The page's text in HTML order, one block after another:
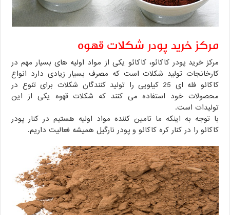
مرکز خرید پودر شکلات قهوه
مرکز خرید پودر کاکائو، کاکائو یکی از مواد اولیه های بسیار مهم در
کارخانجات تولید شکلات است که مصرف بسیار زیادی دارد انواع
کاکائو فله ای 25 کیلویی را تولید کنندگان شکلات برای تنوع در
محصولات خود استفاده می کنند که شکلات قهوه یکی از این
تولیدات است.
با توجه به اینکه ما تامین کننده مواد اولیه هستیم در کنار پودر
کاکائو را در کنار کره کاکائو و پودر نارگیل همیشه فعالیت داریم.